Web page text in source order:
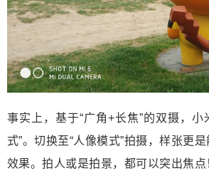
事实上，基于“广角+长焦”的双摄，小
式”。切换至“人像模式”拍摄，样张更
效果。拍人或是拍景，都可以突出焦